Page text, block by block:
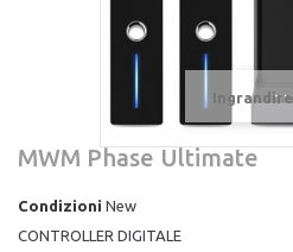
Ingrandire
MWM Phase Ultimate
Condizioni New
CONTROLLER DIGITALE